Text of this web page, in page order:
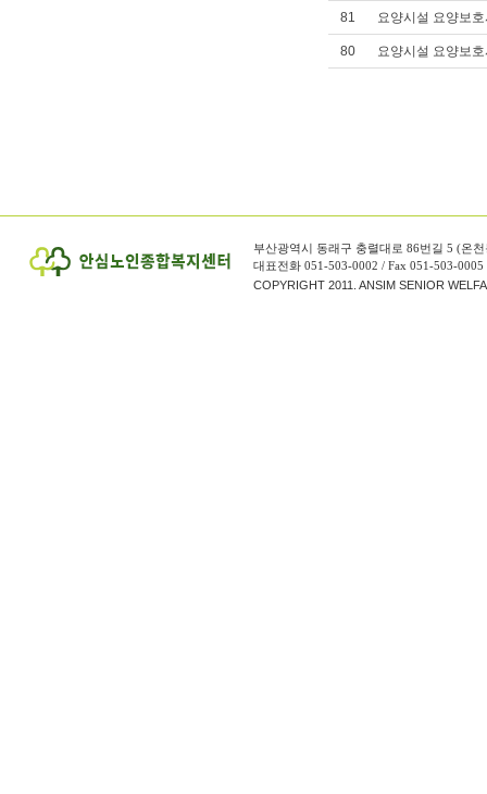
81 요양시설 요양보
80 요양시설 요양보
부산광역시 동래구 충렬대로 86번길 5 (온천
대표전화 051-503-0002 / Fax 051-503-0005
COPYRIGHT 2011. ANSIM SENIOR